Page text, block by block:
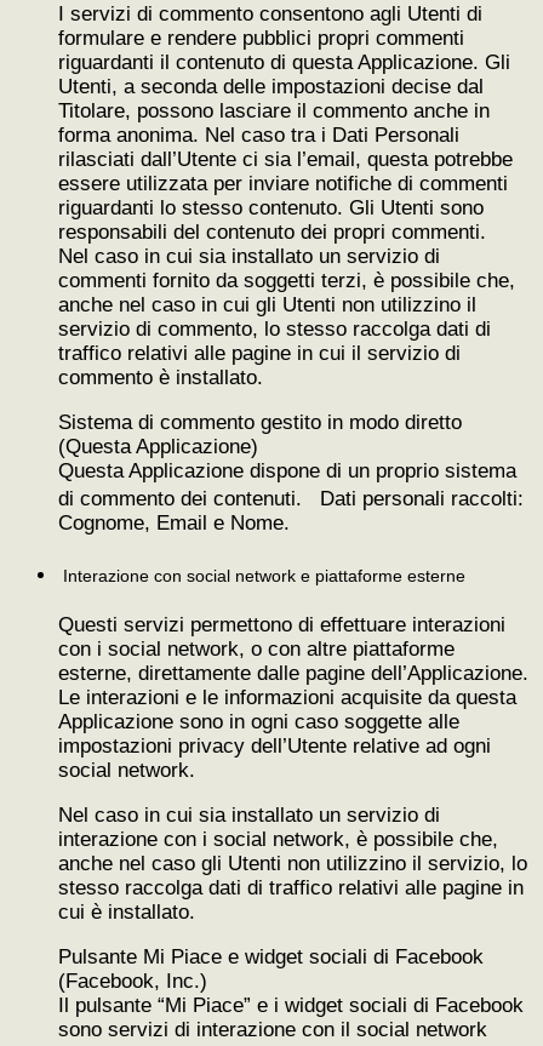
I servizi di commento consentono agli Utenti di
formulare e rendere pubblici propri commenti
riguardanti il contenuto di questa Applicazione. Gli
Utenti, a seconda delle impostazioni decise dal
Titolare, possono lasciare il commento anche in
forma anonima. Nel caso tra i Dati Personali
rilasciati dall’Utente ci sia l’email, questa potrebbe
essere utilizzata per inviare notifiche di commenti
riguardanti lo stesso contenuto. Gli Utenti sono
responsabili del contenuto dei propri commenti.
Nel caso in cui sia installato un servizio di
commenti fornito da soggetti terzi, è possibile che,
anche nel caso in cui gli Utenti non utilizzino il
servizio di commento, lo stesso raccolga dati di
traffico relativi alle pagine in cui il servizio di
commento è installato.
Sistema di commento gestito in modo diretto
(Questa Applicazione)
Questa Applicazione dispone di un proprio sistema
di commento dei contenuti. Dati personali raccolti:
Cognome, Email e Nome.
Interazione con social network e piattaforme esterne
Questi servizi permettono di effettuare interazioni
con i social network, o con altre piattaforme
esterne, direttamente dalle pagine dell’Applicazione.
Le interazioni e le informazioni acquisite da questa
Applicazione sono in ogni caso soggette alle
impostazioni privacy dell’Utente relative ad ogni
social network.
Nel caso in cui sia installato un servizio di
interazione con i social network, è possibile che,
anche nel caso gli Utenti non utilizzino il servizio, lo
stesso raccolga dati di traffico relativi alle pagine in
cui è installato.
Pulsante Mi Piace e widget sociali di Facebook
(Facebook, Inc.)
Il pulsante “Mi Piace” e i widget sociali di Facebook
sono servizi di interazione con il social network